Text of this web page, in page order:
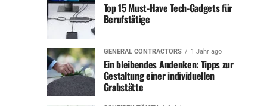
Engagement und Einfluss auf die Gemeinschaft
Nicole Steves war nicht nur im privaten Umfeld eine
bedeutende Persönlichkeit, sondern auch in ihrer
Gemeinde. Sie engagierte sich ehrenamtlich in
verschiedenen Projekten und setzte sich für die
Bedürfnisse ihrer Mitmenschen ein. Sie war oft die
Top 15 Must-Have Tech-Gadgets für
Berufstätige
GENERAL CONTRACTORS 1 Jahr ago
Ein bleibendes Andenken: Tipps zur
Gestaltung einer individuellen
Grabstätte